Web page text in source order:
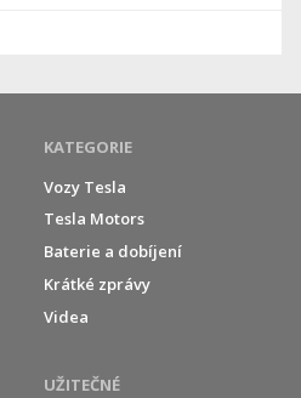
KATEGORIE
Vozy Tesla
Tesla Motors
Baterie a dobíjení
Krátké zprávy
Videa
UŽITEČNÉ